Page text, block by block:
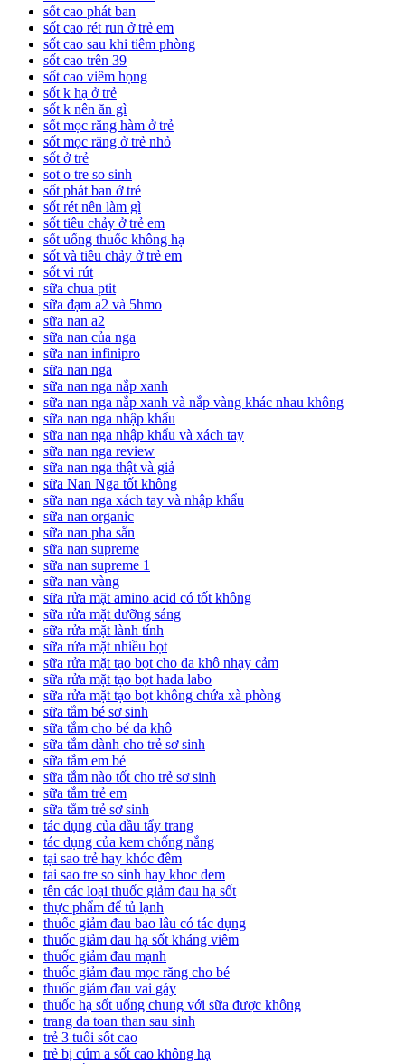
sốt cao phát ban
sốt cao rét run ở trẻ em
sốt cao sau khi tiêm phòng
sốt cao trên 39
sốt cao viêm họng
sốt k hạ ở trẻ
sốt k nên ăn gì
sốt mọc răng hàm ở trẻ
sốt mọc răng ở trẻ nhỏ
sốt ở trẻ
sot o tre so sinh
sốt phát ban ở trẻ
sốt rét nên làm gì
sốt tiêu chảy ở trẻ em
sốt uống thuốc không hạ
sốt và tiêu chảy ở trẻ em
sốt vi rút
sữa chua ptit
sữa đạm a2 và 5hmo
sữa nan a2
sữa nan của nga
sữa nan infinipro
sữa nan nga
sữa nan nga nắp xanh
sữa nan nga nắp xanh và nắp vàng khác nhau không
sữa nan nga nhập khẩu
sữa nan nga nhập khẩu và xách tay
sữa nan nga review
sữa nan nga thật và giả
sữa Nan Nga tốt không
sữa nan nga xách tay và nhập khẩu
sữa nan organic
sữa nan pha sẵn
sữa nan supreme
sữa nan supreme 1
sữa nan vàng
sữa rửa mặt amino acid có tốt không
sữa rửa mặt dưỡng sáng
sữa rửa mặt lành tính
sữa rửa mặt nhiều bọt
sữa rửa mặt tạo bọt cho da khô nhạy cảm
sữa rửa mặt tạo bọt hada labo
sữa rửa mặt tạo bọt không chứa xà phòng
sữa tắm bé sơ sinh
sữa tắm cho bé da khô
sữa tắm dành cho trẻ sơ sinh
sữa tắm em bé
sữa tắm nào tốt cho trẻ sơ sinh
sữa tắm trẻ em
sữa tắm trẻ sơ sinh
tác dụng của dầu tẩy trang
tác dụng của kem chống nắng
tại sao trẻ hay khóc đêm
tai sao tre so sinh hay khoc dem
tên các loại thuốc giảm đau hạ sốt
thực phẩm để tủ lạnh
thuốc giảm đau bao lâu có tác dụng
thuốc giảm đau hạ sốt kháng viêm
thuốc giảm đau mạnh
thuốc giảm đau mọc răng cho bé
thuốc giảm đau vai gáy
thuốc hạ sốt uống chung với sữa được không
trang da toan than sau sinh
trẻ 3 tuổi sốt cao
trẻ bị cúm a sốt cao không hạ